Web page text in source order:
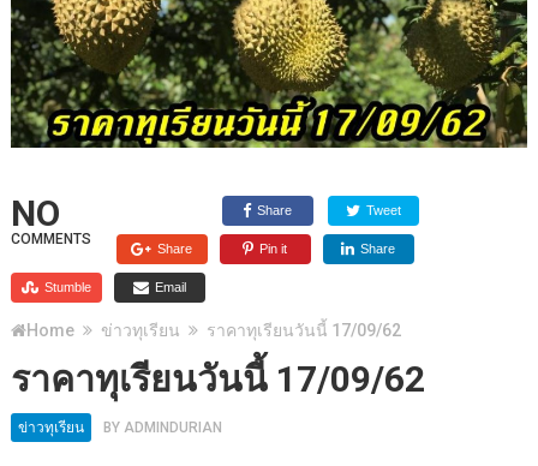
NO
COMMENTS
Share Tweet
Share Pin it Share
Stumble Email
Home ข่าวทุเรียน ราคาทุเรียนวันนี้ 17/09/62
ราคาทุเรียนวันนี้ 17/09/62
ข่าวทุเรียน BY ADMINDURIAN